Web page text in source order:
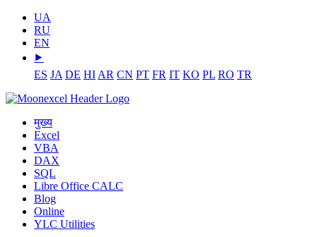
UA
RU
EN
⯈
ES JA DE HI AR CN PT FR IT KO PL RO TR
मुख्य
Excel
VBA
DAX
SQL
Libre Office CALC
Blog
Online
YLC Utilities